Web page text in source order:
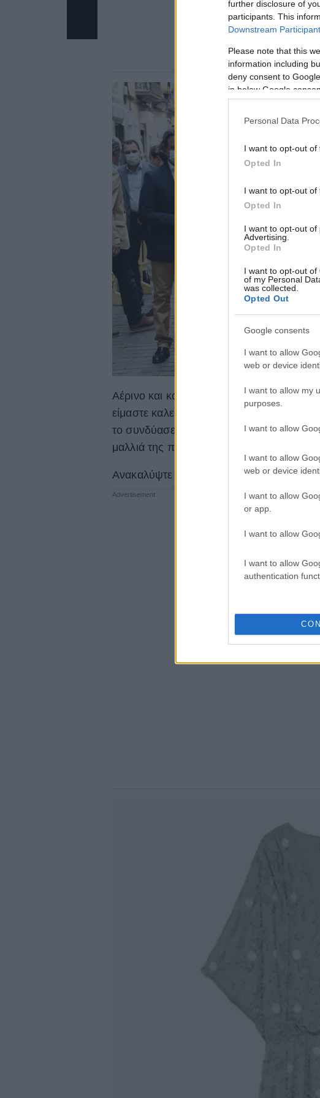
further disclosure of
participants. This
Downstream
Please note that this
information including
deny consent to
in below Google
Personal Data
I want to opt-out of
Opted In
I want to opt-out of
Opted In
I want to opt-out of
Advertising.
Opted In
I want to opt-out of
of my Personal
was collected.
Opted Out
Google consents
I want to allow
web or device
I want to allow my
purposes.
I want to allow
I want to allow
web or device
I want to allow
or app.
I want to allow
I want to allow
authentication
Αέρινο και κατάλληλο για τις φετινές
είμαστε καλεσμένες. Μάλιστα, είναι από
το συνδύασε με λευκές εσπαντρίγιες με
μαλλιά της πιασμένα σε ponytail.
Ανακαλύψτε το φόρεμα εδώ.